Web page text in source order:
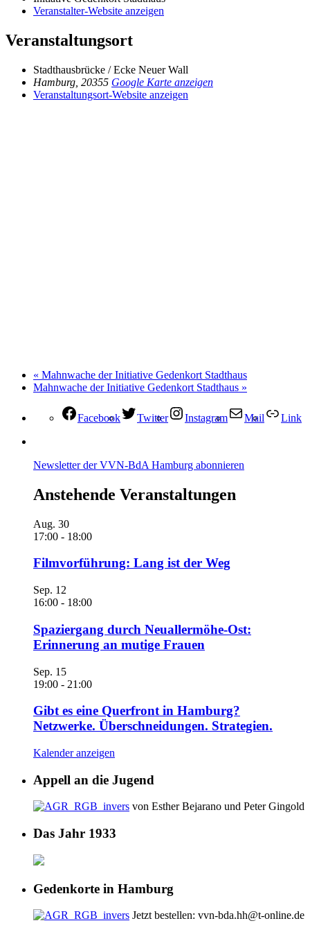
Veranstalter-Website anzeigen
Veranstaltungsort
Stadthausbrücke / Ecke Neuer Wall
Hamburg 20355 Google Karte anzeigen
Veranstaltungsort-Website anzeigen
« Mahnwache der Initiative Gedenkort Stadthaus
Mahnwache der Initiative Gedenkort Stadthaus »
Facebook Twitter Instagram Mail Link
Newsletter der VVN-BdA Hamburg abonnieren
Anstehende Veranstaltungen
Aug. 30
17:00 - 18:00
Filmvorführung: Lang ist der Weg
Sep. 12
16:00 - 18:00
Spaziergang durch Neuallermöhe-Ost:
Erinnerung an mutige Frauen
Sep. 15
19:00 - 21:00
Gibt es eine Querfront in Hamburg?
Netzwerke. Überschneidungen. Strategien.
Kalender anzeigen
Appell an die Jugend
von Esther Bejarano und Peter Gingold
Das Jahr 1933
Gedenkorte in Hamburg
Jetzt bestellen: vvn-bda.hh@t-online.de